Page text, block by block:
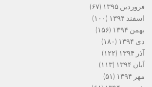
فروردین ۱۳۹۵
(۶۷)
اسفند ۱۳۹۴
(۱۰۰)
بهمن ۱۳۹۴
(۱۵۶)
دی ۱۳۹۴
(۱۸۰)
آذر ۱۳۹۴
(۱۲۲)
آبان ۱۳۹۴
(۱۱۳)
مهر ۱۳۹۴
(۵۱)